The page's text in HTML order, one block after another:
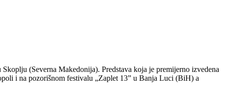
(Severna Makedonija). Predstava koja je premijerno izvedena
i na pozorišnom festivalu „Zaplet 13” u Banja Luci (BiH) a